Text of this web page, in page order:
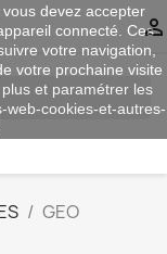

GEO
devez accepter
connecté. Ces
votre navigation,
votre prochaine visite
et paramétrer les
web-cookies-et-autres-